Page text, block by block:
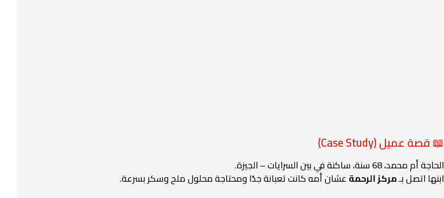
📖 قصة عميل (Case Study)
الحاجة أم محمد، 68 سنة، ساكنة في بين السرايات – الجيزة.
ابنها اتصل بـمركز الرحمة عشان أمه كانت تعبانة جدًا ومحتاجة محلول ملح وسكر بسرعة.